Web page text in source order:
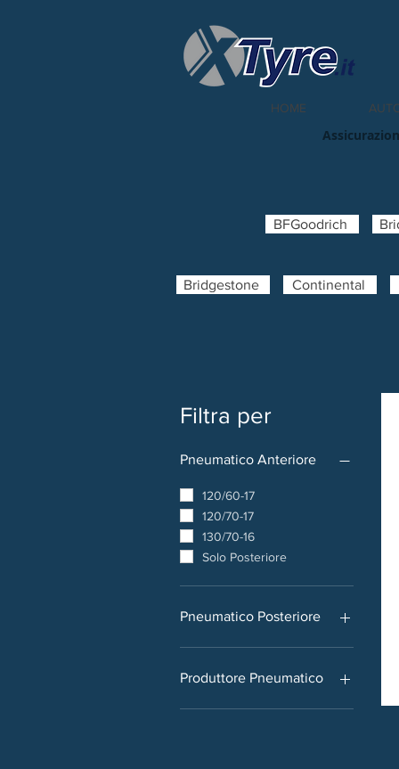
HOME
BFGoodrich
Bridgestone Continental
Filtra per
Pneumatico Anteriore
120/60-17
120/70-17
130/70-16
Solo Posteriore
Pneumatico Posteriore
150/60-17
160/60-17
190/50-17
Produttore Pneumatico
Bridgestone